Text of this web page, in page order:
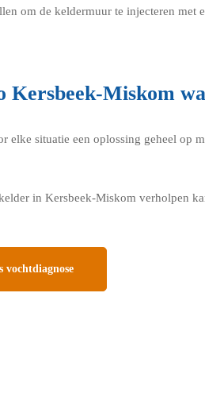
om de keldermuur te injecteren met
Kersbeek-Miskom
situatie een oplossing geheel op
in Kersbeek-Miskom verholpen
vochtdiagnose